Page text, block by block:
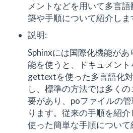
メントなどを用いて多言
築や手順について紹介しま
説明:
Sphinxには国際化機能が
能を使うと、ドキュメン
gettextを使った多言語化
し、標準の方法では多く
要があり、poファイルの
ります。従来の手順を紹
使った簡単な手順について